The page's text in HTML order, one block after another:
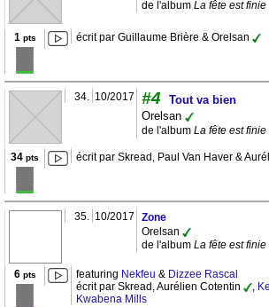
de l'album La fête est finie
1 pts écrit par Guillaume Brière & Orelsan
34. 10/2017 #4 Tout va bien
Orelsan
de l'album La fête est finie
34 pts écrit par Skread, Paul Van Haver &
35. 10/2017
Zone
Orelsan
de l'album La fête est finie
6pts featuring Nekfeu & Dizzee Rascal
écrit par Skread, Aurélien Cotentin
,
Kwabena Mills